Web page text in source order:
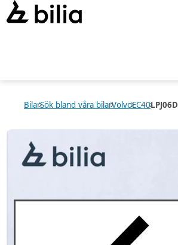
BilarSök bland våra bilarVolvoEC40LPJ06D